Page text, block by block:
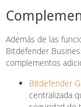
Además de las
Bitdefender
complementos
Bitdefender
centralizada